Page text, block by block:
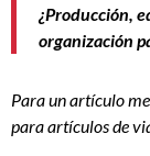
¿Producción,
organización
Para un artículo
para artículos de